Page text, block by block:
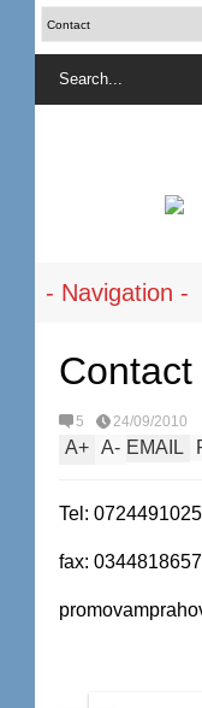
Contact
5 24/09/2010
A+ A- EMAIL
Tel:
fax: 0344818657